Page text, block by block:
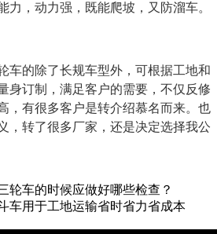
力，动力强，既能爬坡，又防溜车。
车的除了长规车型外，可根据工地和
身订制，满足客户的需要，不仅反修
，有很多客户是转介绍慕名而来。也
，转了很多厂家，还是决定选择我公
轮车的时候应做好哪些检查？
车用于工地运输省时省力省成本